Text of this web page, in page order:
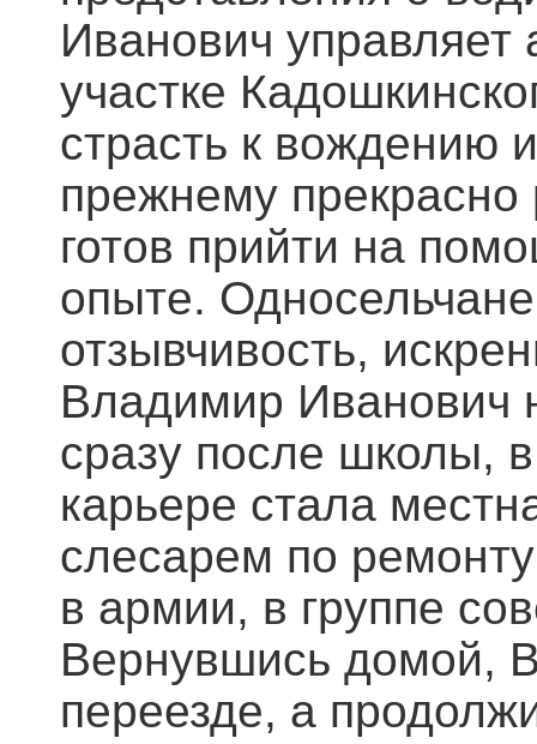
Иванович управляет
участке
страсть к вождению
прежнему прекрасно
готов прийти на
опыте.
отзывчивость,
Владимир Иванович
сразу после школы,
карьере стала
слесарем по
в армии, в группе
Вернувшись домой,
переезде, а